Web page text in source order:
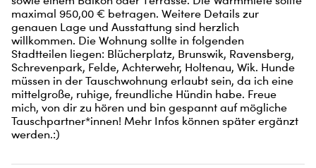
maximal 950,00 € betragen. Weitere Details zur
genauen Lage und Ausstattung sind herzlich
willkommen. Die Wohnung sollte in folgenden
Stadtteilen liegen: Blücherplatz, Brunswik, Ravensberg,
Schrevenpark, Felde, Achterwehr, Holtenau, Wik. Hunde
müssen in der Tauschwohnung erlaubt sein, da ich eine
mittelgroße, ruhige, freundliche Hündin habe. Freue
mich, von dir zu hören und bin gespannt auf mögliche
Tauschpartner*innen! Mehr Infos können später ergänzt
werden.:)